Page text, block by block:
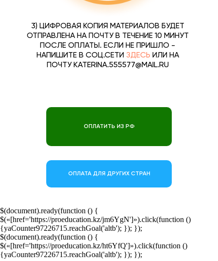
3) ЦИФРОВАЯ КОПИЯ МАТЕРИАЛОВ БУДЕТ
ОТПРАВЛЕНА НА ПОЧТУ В ТЕЧЕНИЕ 10 МИНУТ
ПОСЛЕ ОПЛАТЫ. ЕСЛИ НЕ ПРИШЛО -
НАПИШИТЕ В СОЦ.СЕТИ ЗДЕСЬ ИЛИ НА
ПОЧТУ KATERINA.555577@MAIL.RU
ОПЛАТА ДЛЯ ДРУГИХ СТРАН
ОПЛАТИТЬ ИЗ РФ
$(document).ready(function () {
$(«[href='https://proeducation.kz/jm6YgN']»).click(function ()
{yaCounter97226715.reachGoal('altb'); }); });
$(document).ready(function () {
$(«[href='https://proeducation.kz/ht6YfQ']»).click(function ()
{yaCounter97226715.reachGoal('altb'); }); });